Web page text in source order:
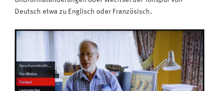
Deutsch etwa zu Englisch oder Französisch.